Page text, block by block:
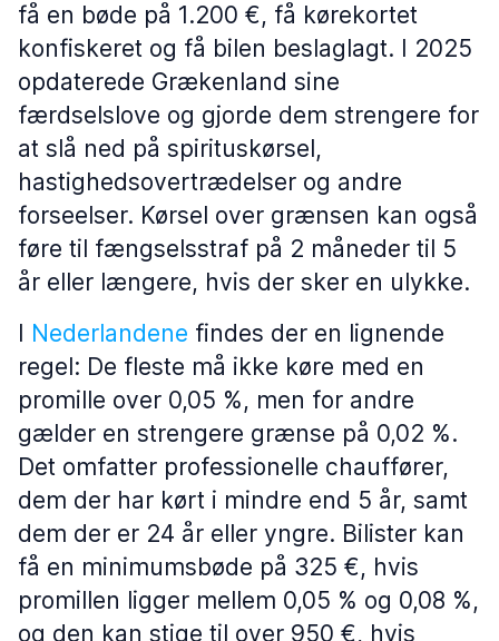
få en bøde på 1.200 €, få kørekortet
konfiskeret og få bilen beslaglagt. I 2025
opdaterede Grækenland sine
færdselslove og gjorde dem strengere for
at slå ned på spirituskørsel,
hastighedsovertrædelser og andre
forseelser. Kørsel over grænsen kan også
føre til fængselsstraf på 2 måneder til 5
år eller længere, hvis der sker en ulykke.
I Nederlandene findes der en lignende
regel: De fleste må ikke køre med en
promille over 0,05 %, men for andre
gælder en strengere grænse på 0,02 %.
Det omfatter professionelle chauffører,
dem der har kørt i mindre end 5 år, samt
dem der er 24 år eller yngre. Bilister kan
få en minimumsbøde på 325 €, hvis
promillen ligger mellem 0,05 % og 0,08 %,
og den kan stige til over 950 €, hvis